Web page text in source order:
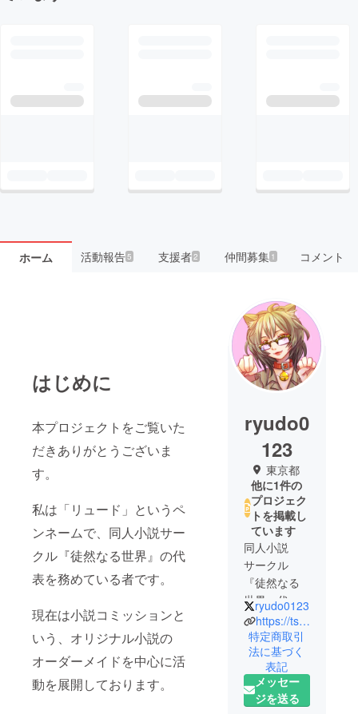
ホーム 活動報告5 支援者2 仲間募集 1 コメント
はじめに
本プロジェクトをご覧いた
だきありがとうございま
す。
私は「リュード」というペ
ンネームで、同人小説サー
クル『徒然なる世界』の代
表を務めている者です。
現在は小説コミッションと
いう、オリジナル小説の
オーダーメイドを中心に活
動を展開しております。
ryudo0
123
東京都
他に1件の
プロジェク
トを掲載し
ています
同人小説
サークル
『徒然なる
世界』代
表。2022年3
月より小説
コミッショ
ン活動開
始。現在ま
での累計実
ryudo0123
https://tsuredure-world.com/
特定商取引
法に基づく
表記
メッセー
ジを送る